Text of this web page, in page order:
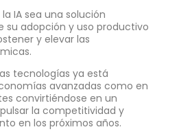
IA sea una solución
su adopción y uso productivo
y elevar las
tecnologías ya está
avanzadas como en
convirtiéndose en un
la competitividad y
en los próximos años.